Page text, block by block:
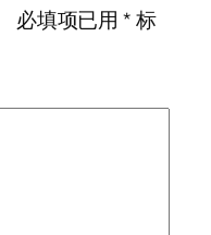
必填项已用*标